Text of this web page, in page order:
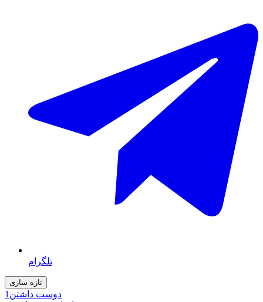
تلگرام
دوست داشتن 1